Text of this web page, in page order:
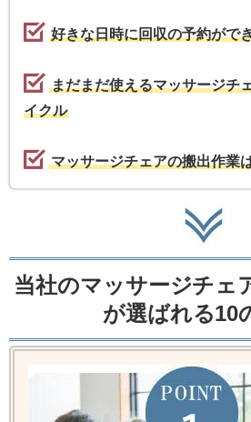
好きな日時に回収の予約がで
まだまだ使えるマッサージチ
イクル
マッサージチェアの搬出作業
当社のマッサージチェ
が選ばれる10